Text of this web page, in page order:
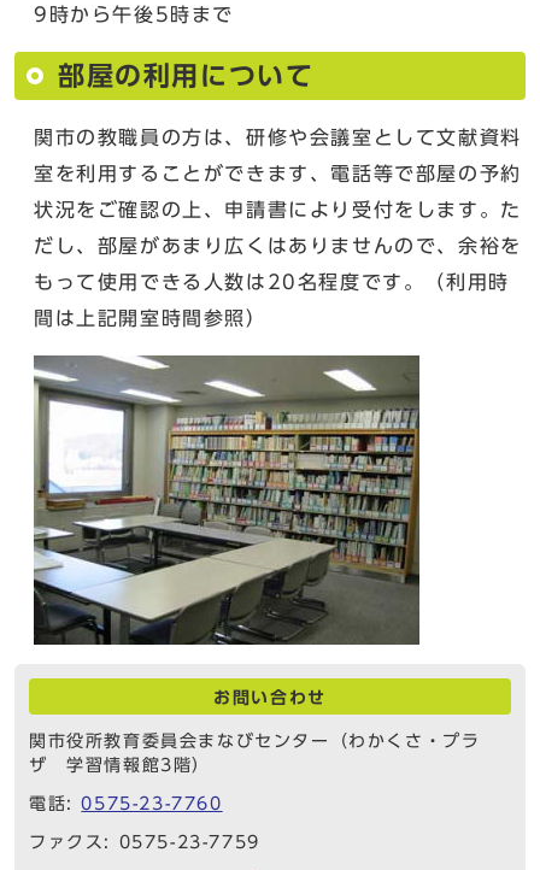
9時から午後5時まで
部屋の利用について
関市の教職員の方は、研修や会議室として文献資料
室を利用することができます、電話等で部屋の予約
状況をご確認の上、申請書により受付をします。た
だし、部屋があまり広くはありませんので、余裕を
もって使用できる人数は20名程度です。（利用時
間は上記開室時間参照）
お問い合わせ
関市役所教育委員会まなびセンター（わかくさ・プラ
ザ 学習情報館3階）
電話:0575-23-7760
ファクス: 0575-23-7759